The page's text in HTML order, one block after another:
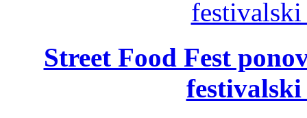
Street Food Fest